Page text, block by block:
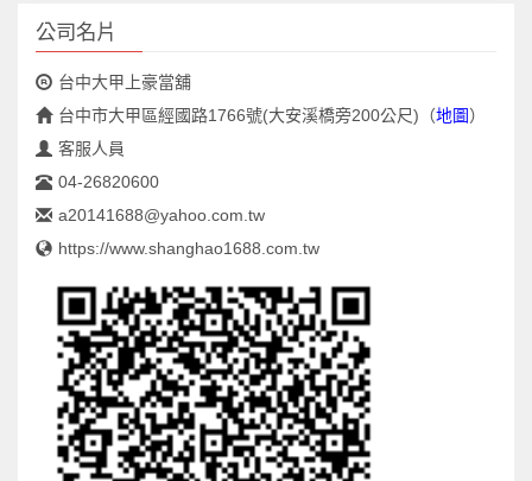
公司名片
台中大甲上豪當舖
台中市大甲區經國路1766號(大安溪橋旁200公尺) （地圖）
客服人員
04-26820600
a20141688@yahoo.com.tw
https://www.shanghao1688.com.tw